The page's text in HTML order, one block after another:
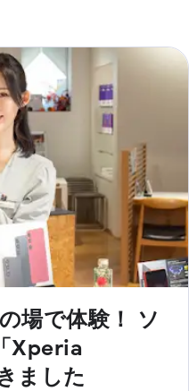
場で体験！ ソ
Xperia
ました